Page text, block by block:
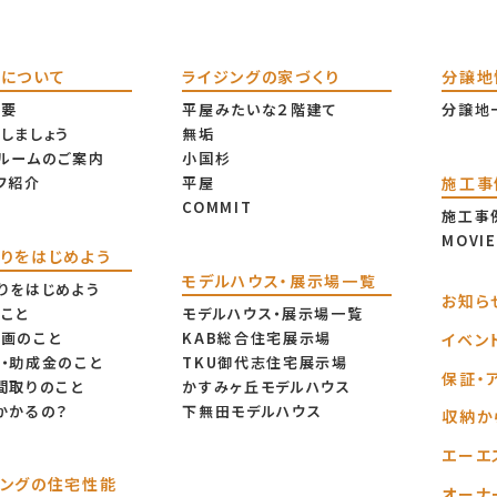
ついて
ましょう
ームのご案内
紹介
をはじめよう
をはじめよう
と
のこと
助成金のこと
取りのこと
かるの？
グの住宅性能
ライジングの家づくり
平屋みたいな２階建て
無垢
小国杉
平屋
COMMIT
モデルハウス・展示場一覧
モデルハウス・展示場一覧
KAB総合住宅展示場
TKU御代志住宅展示場
かすみヶ丘モデルハウス
下無田モデルハウス
分譲
分譲地
施工
施工事
MOVIE
お知ら
イベン
保証・
収納か
エーエ